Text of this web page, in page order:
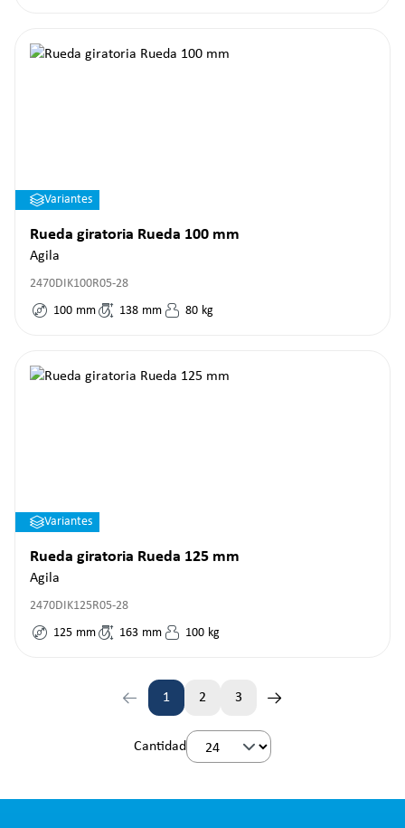
Variantes
Rueda giratoria Rueda 100 mm
Agila
2470DIK100R05-28
100 mm 138 mm 80 kg
Variantes
Rueda giratoria Rueda 125 mm
Agila
2470DIK125R05-28
125 mm 163 mm 100 kg
Página
1 2
Página
3
Cantidad